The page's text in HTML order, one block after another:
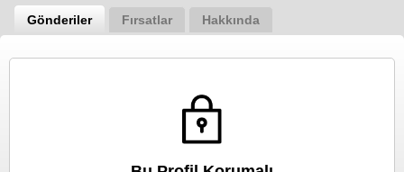
Gönderiler Fırsatlar Hakkında